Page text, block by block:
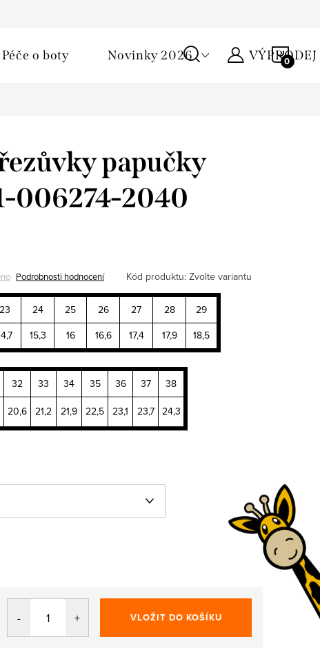
Péče o boty Novinky 2026 VÝPRODEJ
papučky
006274-2040
Podrobnosti hodnocení Kód produktu: Zvolte variantu
23 24 25 26 27 28
29
15,3 16 16,6 17,4 17,9 18,5
32 33 34 35 36 37
38
20,6 21,2 21,9 22,5 23,1 23,7 24,3
VLOŽIT DO KOŠÍKU